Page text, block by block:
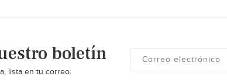
boletín
lista en tu correo.